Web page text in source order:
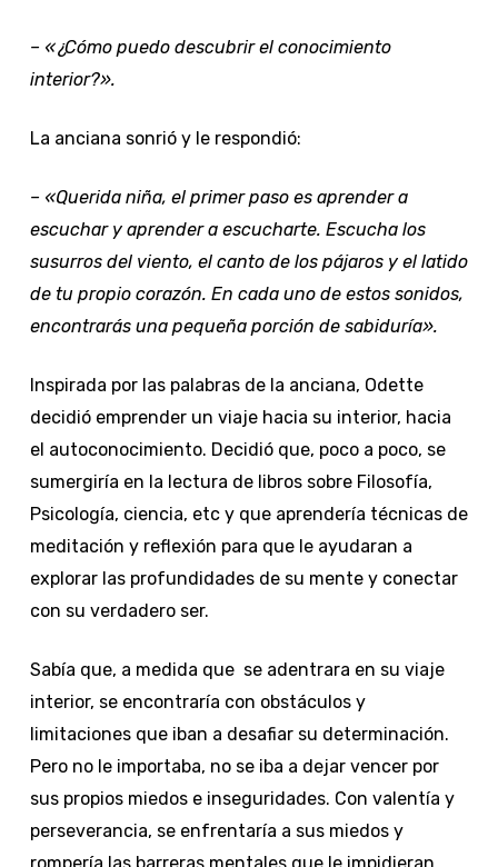
– «¿Cómo puedo descubrir el conocimiento
interior?».
La anciana sonrió y le respondió:
– «Querida niña, el primer paso es aprender a
escuchar y aprender a escucharte. Escucha los
susurros del viento, el canto de los pájaros y el latido
de tu propio corazón. En cada uno de estos sonidos,
encontrarás una pequeña porción de sabiduría».
Inspirada por las palabras de la anciana, Odette
decidió emprender un viaje hacia su interior, hacia
el autoconocimiento. Decidió que, poco a poco, se
sumergiría en la lectura de libros sobre Filosofía,
Psicología, ciencia, etc y que aprendería técnicas de
meditación y reflexión para que le ayudaran a
explorar las profundidades de su mente y conectar
con su verdadero ser.
Sabía que, a medida que se adentrara en su viaje
interior, se encontraría con obstáculos y
limitaciones que iban a desafiar su determinación.
Pero no le importaba, no se iba a dejar vencer por
sus propios miedos e inseguridades. Con valentía y
perseverancia, se enfrentaría a sus miedos y